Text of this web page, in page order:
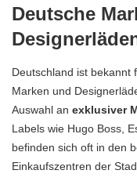
Deutsche
Deutschland ist bekannt
Marken und
Auswahl an exklusiver
Labels wie Hugo Boss,
befinden sich oft in den
Einkaufszentren der